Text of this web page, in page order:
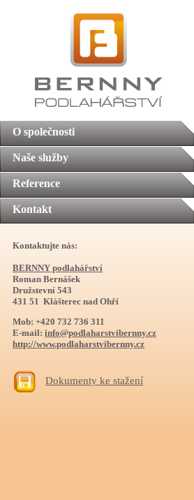
O společnosti
Naše služby
Reference
Kontakt
Kontaktujte nás:
BERNNY podlahářství
Roman Bernášek
Družstevní 543
431 51 Klášterec nad Ohří
Mob: +420 732 736 311
E-mail: info@podlaharstvibernny.cz
http://www.podlaharstvibernny.cz
Dokumenty ke stažení